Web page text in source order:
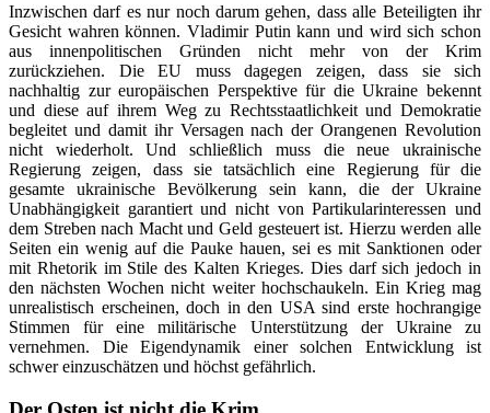
Inzwischen darf es nur noch darum gehen, dass alle Beteiligten ihr
Gesicht wahren können. Vladimir Putin kann und wird sich schon
aus innenpolitischen Gründen nicht mehr von der Krim
zurückziehen. Die EU muss dagegen zeigen, dass sie sich
nachhaltig zur europäischen Perspektive für die Ukraine bekennt
und diese auf ihrem Weg zu Rechtsstaatlichkeit und Demokratie
begleitet und damit ihr Versagen nach der Orangenen Revolution
nicht wiederholt. Und schließlich muss die neue ukrainische
Regierung zeigen, dass sie tatsächlich eine Regierung für die
gesamte ukrainische Bevölkerung sein kann, die der Ukraine
Unabhängigkeit garantiert und nicht von Partikularinteressen und
dem Streben nach Macht und Geld gesteuert ist. Hierzu werden alle
Seiten ein wenig auf die Pauke hauen, sei es mit Sanktionen oder
mit Rhetorik im Stile des Kalten Krieges. Dies darf sich jedoch in
den nächsten Wochen nicht weiter hochschaukeln. Ein Krieg mag
unrealistisch erscheinen, doch in den USA sind erste hochrangige
Stimmen für eine militärische Unterstützung der Ukraine zu
vernehmen. Die Eigendynamik einer solchen Entwicklung ist
schwer einzuschätzen und höchst gefährlich.